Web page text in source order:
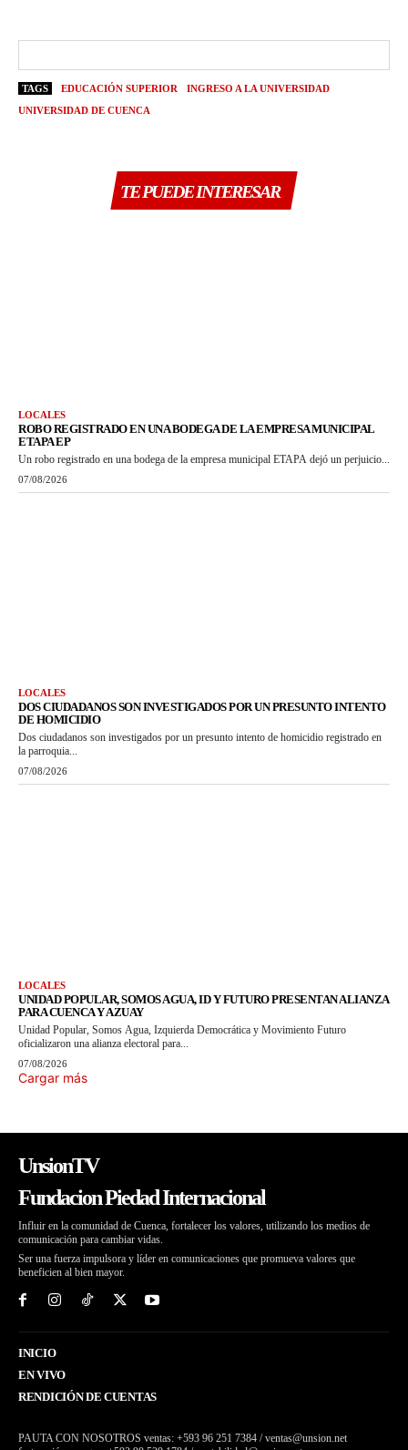
TAGS EDUCACIÓN SUPERIOR
INGRESO A LA UNIVERSIDAD
UNIVERSIDAD DE CUENCA
TE PUEDE INTERESAR
LOCALES
ROBO REGISTRADO EN UNA BODEGA DE LA EMPRESA MUNICIPAL
ETAPA EP
Un robo registrado en una bodega de la empresa municipal ETAPA dejó un perjuicio...
07/08/2026
LOCALES
DOS CIUDADANOS SON INVESTIGADOS POR UN PRESUNTO INTENTO
DE HOMICIDIO
Dos ciudadanos son investigados por un presunto intento de homicidio registrado en
la parroquia...
07/08/2026
LOCALES
UNIDAD POPULAR, SOMOS AGUA, ID Y FUTURO PRESENTAN ALIANZA
PARA CUENCA Y AZUAY
Unidad Popular, Somos Agua, Izquierda Democrática y Movimiento Futuro
oficializaron una alianza electoral para...
07/08/2026
Cargar más
UnsionTV
Fundacion Piedad Internacional
Influir en la comunidad de Cuenca, fortalecer los valores, utilizando los medios de
comunicación para cambiar vidas.
Ser una fuerza impulsora y líder en comunicaciones que promueva valores que
beneficien al bien mayor.
INICIO
EN VIVO
RENDICIÓN DE CUENTAS
PAUTA CON NOSOTROS ventas: +593 96 251 7384 / ventas@unsion.net